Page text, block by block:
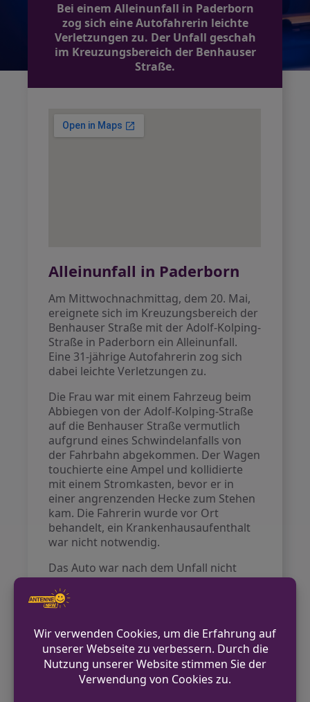
Bei einem Alleinunfall in Paderborn
zog sich eine Autofahrerin leichte
Verletzungen zu. Der Unfall geschah
im Kreuzungsbereich der Benhauser
Straße.
Alleinunfall in Paderborn
Am Mittwochnachmittag, dem 20. Mai,
ereignete sich im Kreuzungsbereich der
Benhauser Straße mit der Adolf-Kolping-
Straße in Paderborn ein Alleinunfall.
Eine 31-jährige Autofahrerin zog sich
dabei leichte Verletzungen zu.
Die Frau war mit einem Fahrzeug beim
Abbiegen von der Adolf-Kolping-Straße
auf die Benhauser Straße vermutlich
aufgrund eines Schwindelanfalls von
der Fahrbahn abgekommen. Der Wagen
touchierte eine Ampel und kollidierte
mit einem Stromkasten, bevor er in
einer angrenzenden Hecke zum Stehen
kam. Die Fahrerin wurde vor Ort
behandelt, ein Krankenhausaufenthalt
war nicht notwendig.
Das Auto war nach dem Unfall nicht
mehr fahrbereit und musste
abgeschleppt werden. Der
Gesamtschaden an dem Fahrzeug, dem
Stromkasten sowie der Hecke wird auf
etwa 12.000 Euro geschätzt.